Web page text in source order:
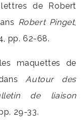
de Robert
Robert Pinget,
pp. 62-68.
maquettes de
dansAutour des
de liaison
29-33.